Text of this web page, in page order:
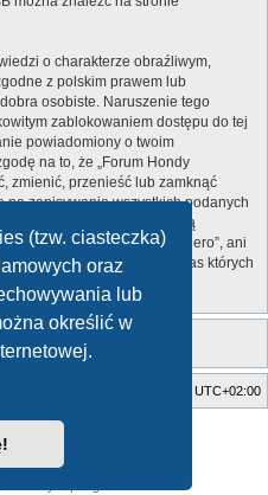
(tzw. ciasteczka)
oraz
lub
określić w
o charakterze obraźliwym,
z polskim prawem lub
osobiste. Naruszenie tego
zablokowaniem dostępu do tej
powiadomiony o twoim
na to, że „Forum Hondy
zmienić, przenieść lub zamknąć
na zapisywanie wszystkich podanych
Informacje te nie będą
ale ani „Forum Hondy Varadero”, ani
włamania do witryny, podczas których
UTC+02:00
Zuma Portal
Software © phpBB Limited
dostarcza